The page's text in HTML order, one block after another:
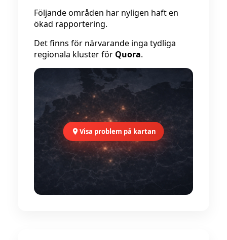
Följande områden har nyligen haft en
ökad rapportering.
Det finns för närvarande inga tydliga
regionala kluster för Quora.
Visa problem på kartan